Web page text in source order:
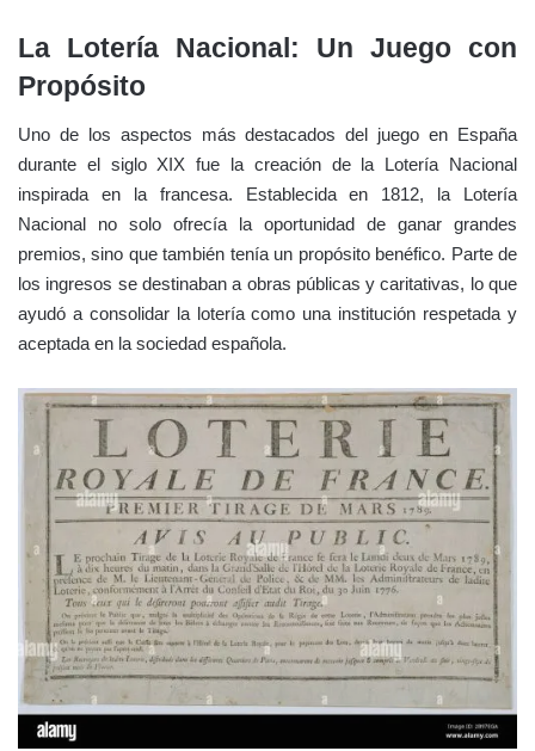
La Lotería Nacional: Un Juego con
Propósito
Uno de los aspectos más destacados del juego en España
durante el siglo XIX fue la creación de la Lotería Nacional
inspirada en la francesa. Establecida en 1812, la Lotería
Nacional no solo ofrecía la oportunidad de ganar grandes
premios, sino que también tenía un propósito benéfico. Parte de
los ingresos se destinaban a obras públicas y caritativas, lo que
ayudó a consolidar la lotería como una institución respetada y
aceptada en la sociedad española.